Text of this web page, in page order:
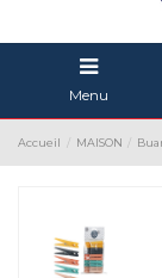
Menu
Accueil MAISON